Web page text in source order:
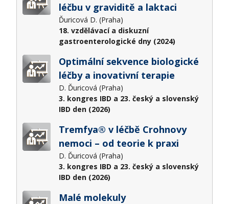
léčbu v graviditě a laktaci
Ďuricová D. (Praha)
18. vzdělávací a diskuzní
gastroenterologické dny (2024)
Optimální sekvence biologické
léčby a inovativní terapie
D. Ďuricová (Praha)
3. kongres IBD a 23. český a slovenský
IBD den (2026)
Tremfya® v léčbě Crohnovy
nemoci – od teorie k praxi
D. Ďuricová (Praha)
3. kongres IBD a 23. český a slovenský
IBD den (2026)
Malé molekuly